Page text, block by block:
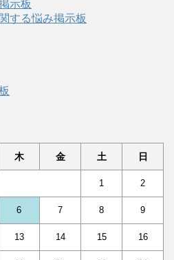
示板
する悩み掲示板
木 金 土 日
1 2
6 7 8 9
13 14 15 16